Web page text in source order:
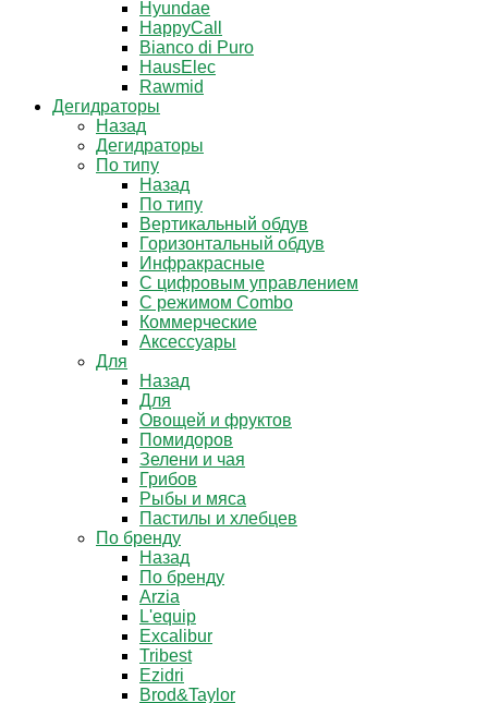
Hyundae
HappyCall
Bianco di Puro
HausElec
Rawmid
Дегидраторы
Назад
Дегидраторы
По типу
Назад
По типу
Вертикальный обдув
Горизонтальный обдув
Инфракрасные
С цифровым управлением
С режимом Combo
Коммерческие
Аксессуары
Для
Назад
Для
Овощей и фруктов
Помидоров
Зелени и чая
Грибов
Рыбы и мяса
Пастилы и хлебцев
По бренду
Назад
По бренду
Arzia
L'equip
Excalibur
Tribest
Ezidri
Brod&Taylor